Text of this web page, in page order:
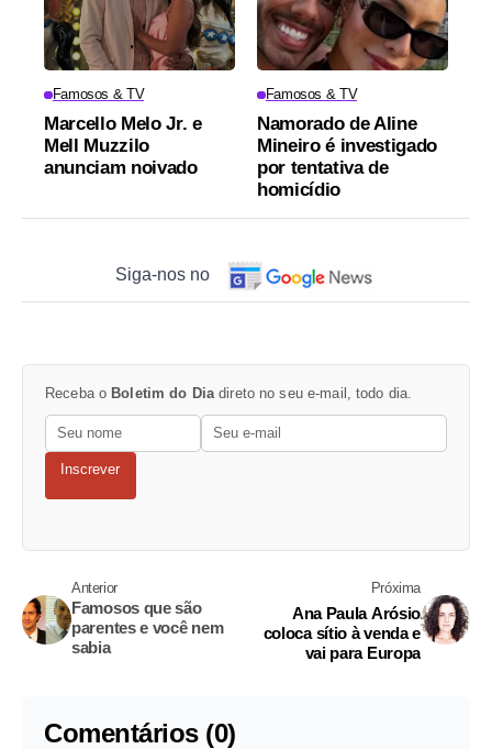
Famosos & TV
Marcello Melo Jr. e
Mell Muzzilo
anunciam noivado
Famosos & TV
Namorado de Aline
Mineiro é investigado
por tentativa de
homicídio
Siga-nos no
Receba o Boletim do Diadireto no seu e-mail, todo dia.
Inscrever
Anterior
Famosos que são
parentes e você nem
sabia
Próxima
Ana Paula Arósio
coloca sítio à venda e
vai para Europa
Comentários (0)